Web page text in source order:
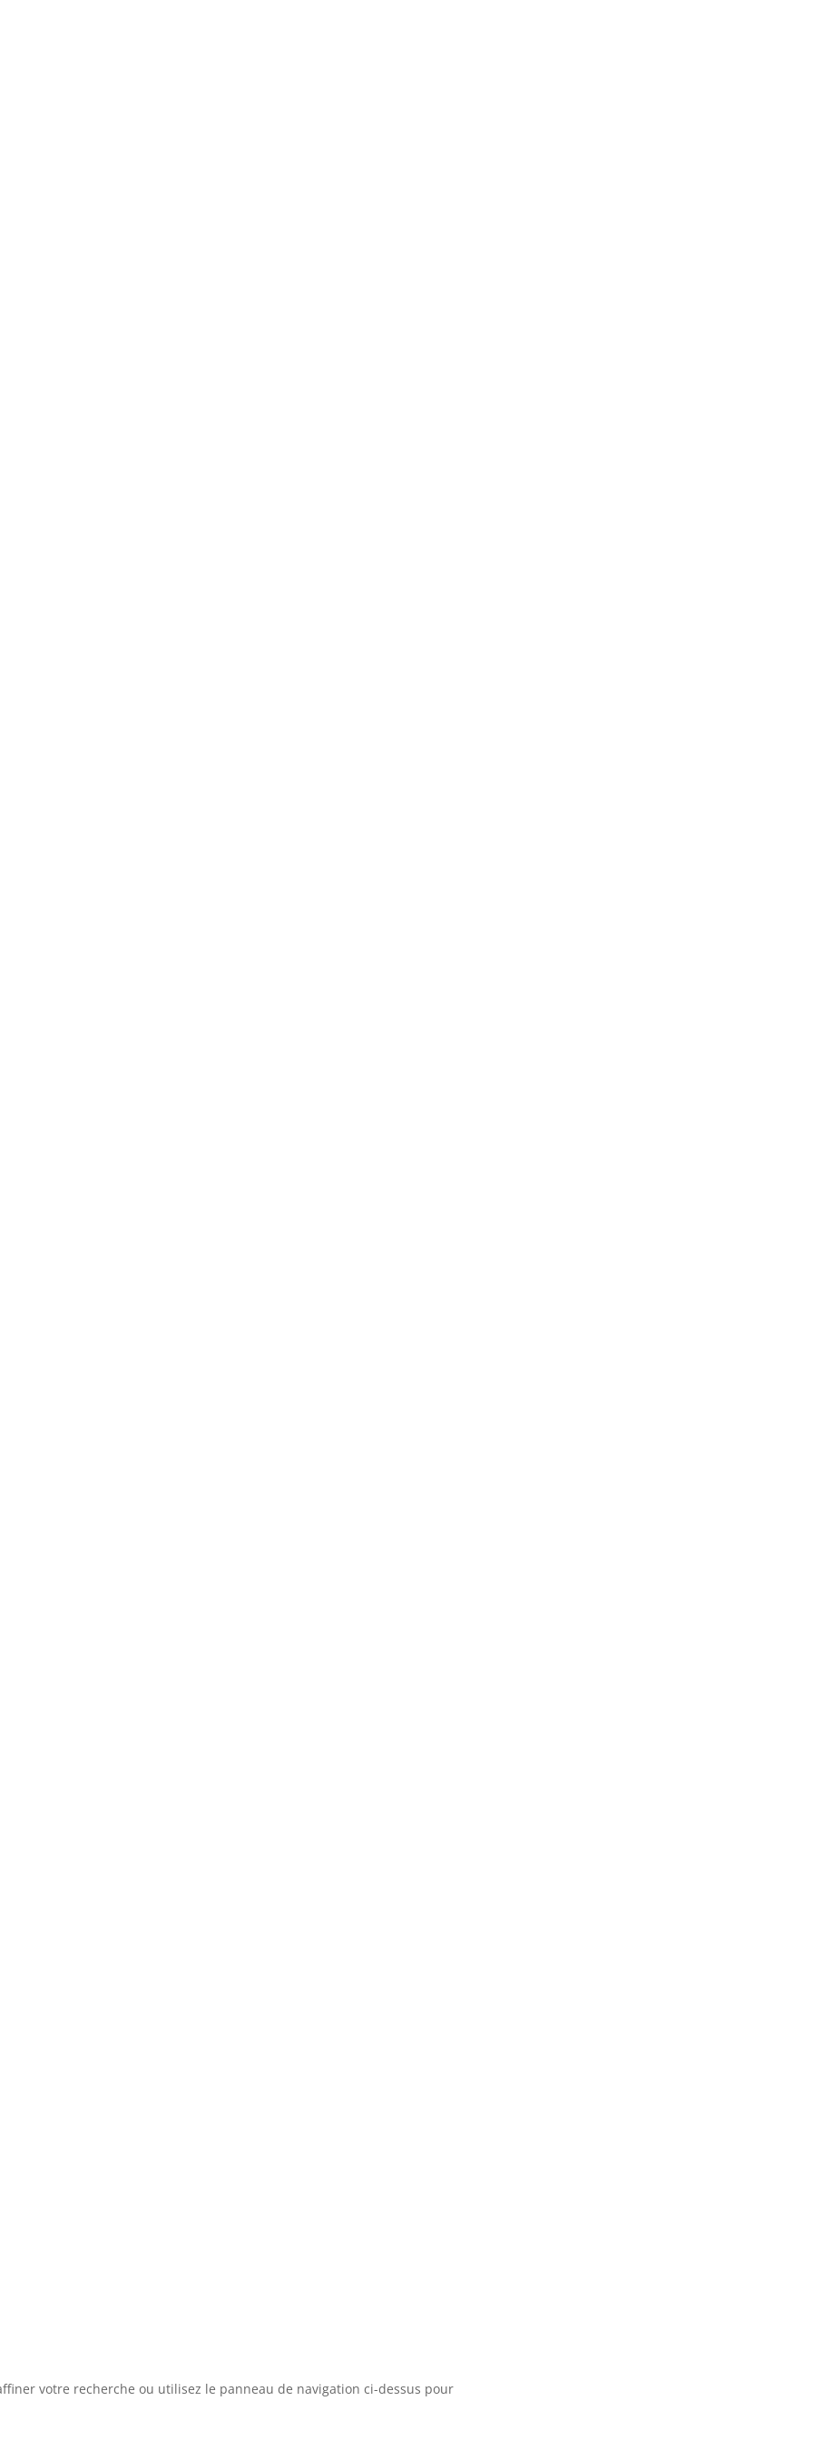
votre recherche ou utilisez le panneau de navigation ci-dessus pour